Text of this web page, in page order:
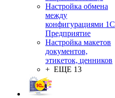
Настройка обмена
между
конфигурациями 1С
Предприятие
Настройка макетов
документов,
этикеток, ценников
+ ЕЩЕ 13